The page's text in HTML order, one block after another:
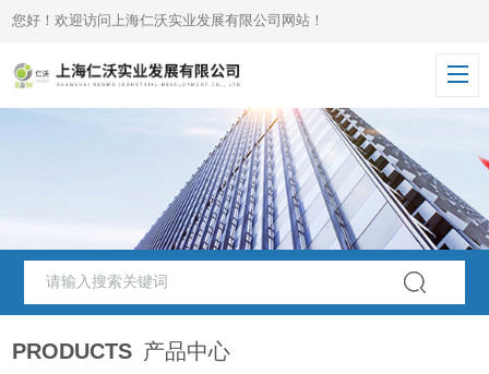
您好！欢迎访问上海仁沃实业发展有限公司网站！
PRODUCTS 产品中心